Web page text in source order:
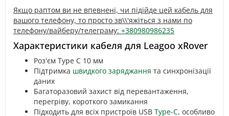
Якщо раптом ви не впевнені, чи підійде цей кабель для
вашого телефону, то просто зв\\'яжіться з нами по
телефону/вайберу/телеграму: +380980986235
Характеристики кабеля для Leagoo xRover
Роз'єм Type C 10 мм
Підтримка швидкого заряджання та синхронізації
даних
Багаторазовий захист від перевантаження,
перегріву, короткого замикання
Підходить для всіх пристроїв USB Type-C, особливо